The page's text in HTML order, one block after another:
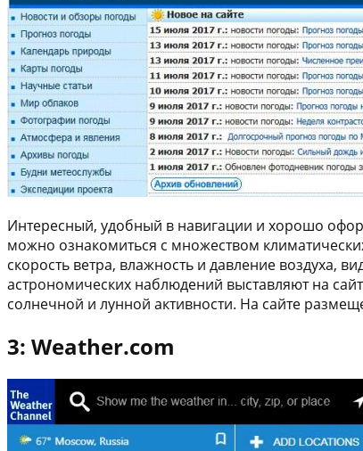
Интересный, удобный в навигации и хорошо
можно ознакомиться с множеством
скорость ветра, влажность и давление воздуха,
астрономических наблюдений выставляют на
солнечной и лунной активности. На сайте
3: Weather.com